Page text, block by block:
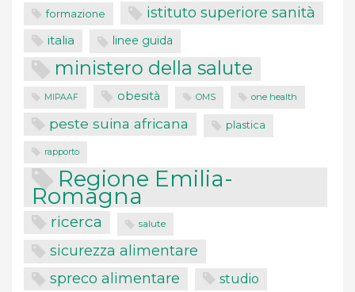
formazione istituto superiore sanità
italia linee guida
ministero della salute
MIPAAF obesità OMS one health
peste suina africana plastica
rapporto
Regione Emilia-
Romagna
ricerca salute
sicurezza alimentare
spreco alimentare studio